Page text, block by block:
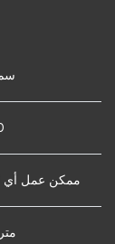
170
ممكن عمل
370 متر